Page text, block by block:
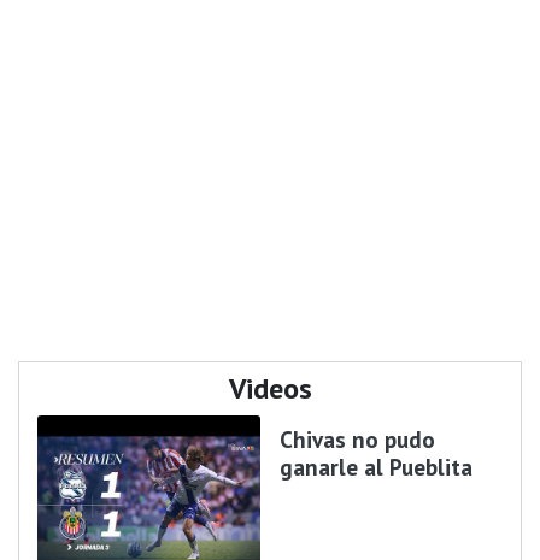
Videos
Chivas no pudo
ganarle al Pueblita